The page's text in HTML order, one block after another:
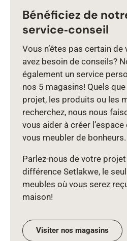
Bénéficiez de
service‑conseil
Vous n’êtes pas certain de
avez besoin de conseils?
également un service
nos 5 magasins! Quels
projet, les produits ou les
recherchez, nous nous
vous aider à créer
vous meubler de bonheurs.
Parlez‑nous de votre
différence Setlakwe, le
meubles où vous serez
maison!
Visiter nos magasins